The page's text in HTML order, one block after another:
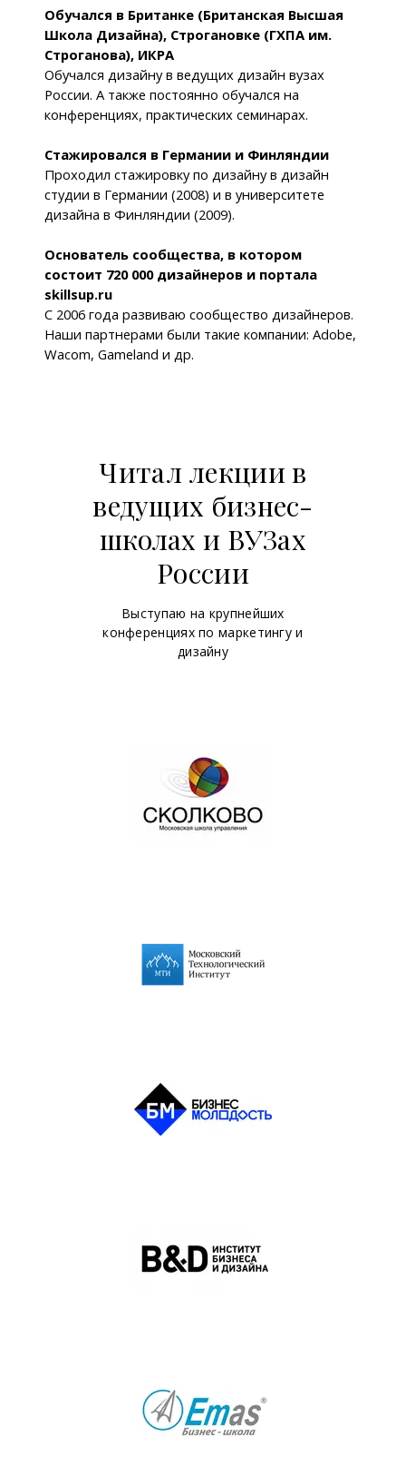
Обучался в Британке (Британская Высшая
Школа Дизайна), Строгановке (ГХПА им.
Строганова), ИКРА
Обучался дизайну в ведущих дизайн вузах
России. А также постоянно обучался на
конференциях, практических семинарах.
Стажировался в Германии и Финляндии
Проходил стажировку по дизайну в дизайн
студии в Германии (2008) и в университете
дизайна в Финляндии (2009).
Основатель сообщества, в котором
состоит 720 000 дизайнеров и портала
skillsup.ru
С 2006 года развиваю сообщество дизайнеров.
Наши партнерами были такие компании: Adobe,
Wacom, Gameland и др.
Читал лекции в
ведущих бизнес-
школах и ВУЗах
России
Выступаю на крупнейших
конференциях по маркетингу и
дизайну